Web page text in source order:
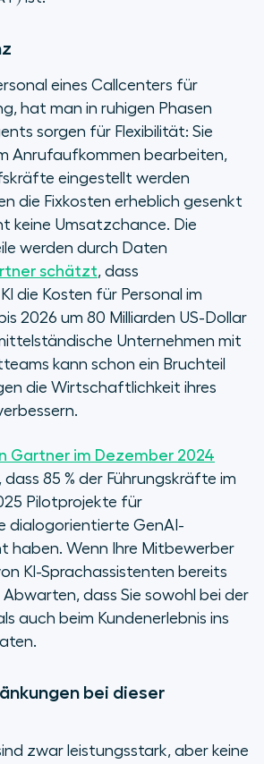
eines Callcenters für
hat man in ruhigen Phasen
sorgen für Flexibilität: Sie
Anrufaufkommen bearbeiten,
eingestellt werden
die Fixkosten erheblich gesenkt
keine Umsatzchance. Die
werden durch Daten
schätzt, dass
die Kosten für Personal im
2026 um 80 Milliarden US-Dollar
Unternehmen mit
kann schon ein Bruchteil
die Wirtschaftlichkeit ihres
Gartner im Dezember 2024
dass 85 % der Führungskräfte im
Pilotprojekte für
dialogorientierte GenAI-
haben. Wenn Ihre Mitbewerber
KI-Sprachassistenten bereits
dass Sie sowohl bei der
auch beim Kundenerlebnis ins
bei dieser
zwar leistungsstark, aber keine